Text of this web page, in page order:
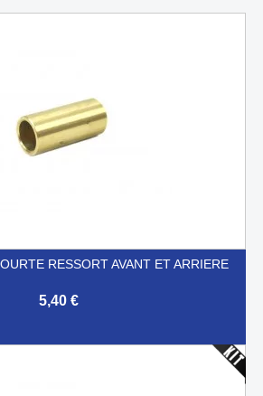
RESSORT AVANT ET ARRIERE
5,40 €